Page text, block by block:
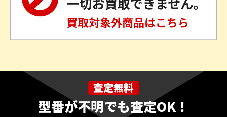
査定無料
型番が不明でも査定OK！